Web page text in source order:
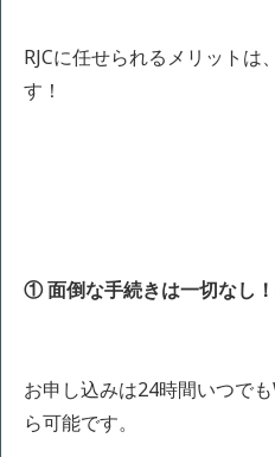
RJCに任せられるメリットは
す！
① 面倒な手続きは一切なし
お申し込みは24時間いつで
ら可能です。